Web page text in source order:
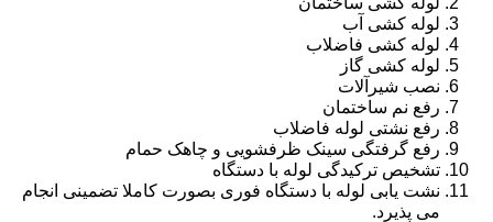
لوله کشی آب
لوله کشی فاضلاب
لوله کشی گاز
نصب شیرآلات
رفع نم ساختمان
رفع نشتی لوله فاضلاب
رفع گرفتگی سینک ظرفشویی و چاهک حمام
تشخیص ترکیدگی لوله با دستگاه
نشت یابی لوله با دستگاه فوری بصورت کاملا تضمینی انجام
می پذیرد.